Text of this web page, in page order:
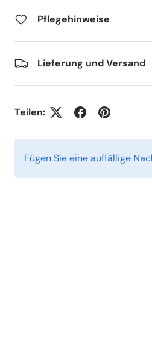
Pflegehinweise
Lieferung und Versand
Teilen:
Fügen Sie eine auffällige